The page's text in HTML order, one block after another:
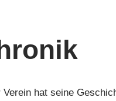
Verein hat seine